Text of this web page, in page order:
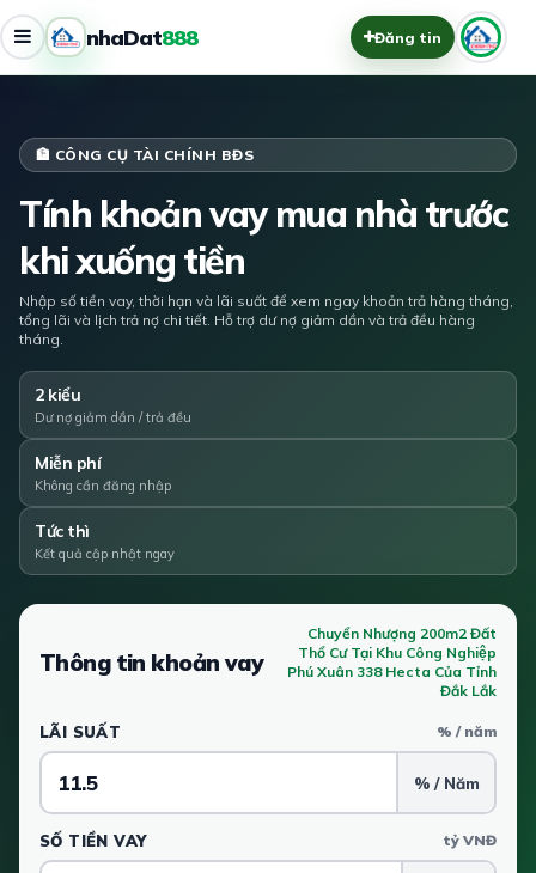
nhaDat888 Đăng tin
🏦 CÔNG CỤ TÀI CHÍNH BĐS
Tính khoản vay mua nhà trước
khi xuống tiền
Nhập số tiền vay, thời hạn và lãi suất để xem ngay khoản trả hàng tháng,
tổng lãi và lịch trả nợ chi tiết. Hỗ trợ dư nợ giảm dần và trả đều hàng
tháng.
2 kiểu
Dư nợ giảm dần / trả đều
Miễn phí
Không cần đăng nhập
Tức thì
Kết quả cập nhật ngay
Thông tin khoản vay
Chuyển Nhượng 200m2 Đất
Thổ Cư Tại Khu Công Nghiệp
Phú Xuân 338 Hecta Của Tỉnh
Đắk Lắk
LÃI SUẤT % / năm
% / Năm
SỐ TIỀN VAY tỷ VNĐ